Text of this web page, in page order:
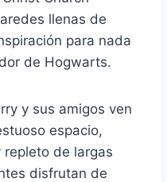
llenas de
para nada
de Hogwarts.
y sus amigos ven
espacio,
de largas
disfrutan de